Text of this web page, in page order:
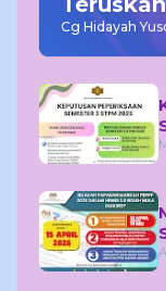
Cg Hidayah